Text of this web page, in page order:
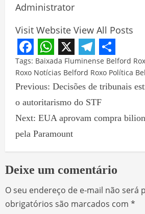
Administrator
Visit Website View All Posts
Facebook
WhatsApp
X Share
Tags: Baixada Fluminense Belford
Roxo Notícias Belford Roxo Política
Previous: Decisões de tribunais
o autoritarismo do STF
Next: EUA aprovam compra
pela Paramount
Deixe um comentário
O seu endereço de e-mail não será
obrigatórios são marcados com *